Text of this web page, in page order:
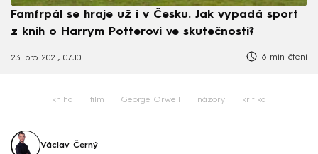
Famfrpál se hraje už i v Česku. Jak vypadá sport
z knih o Harrym Potterovi ve skutečnosti?
23. pro 2021, 07:10 6 min čtení
kniha film George Orwell názory kritika
Václav Černý